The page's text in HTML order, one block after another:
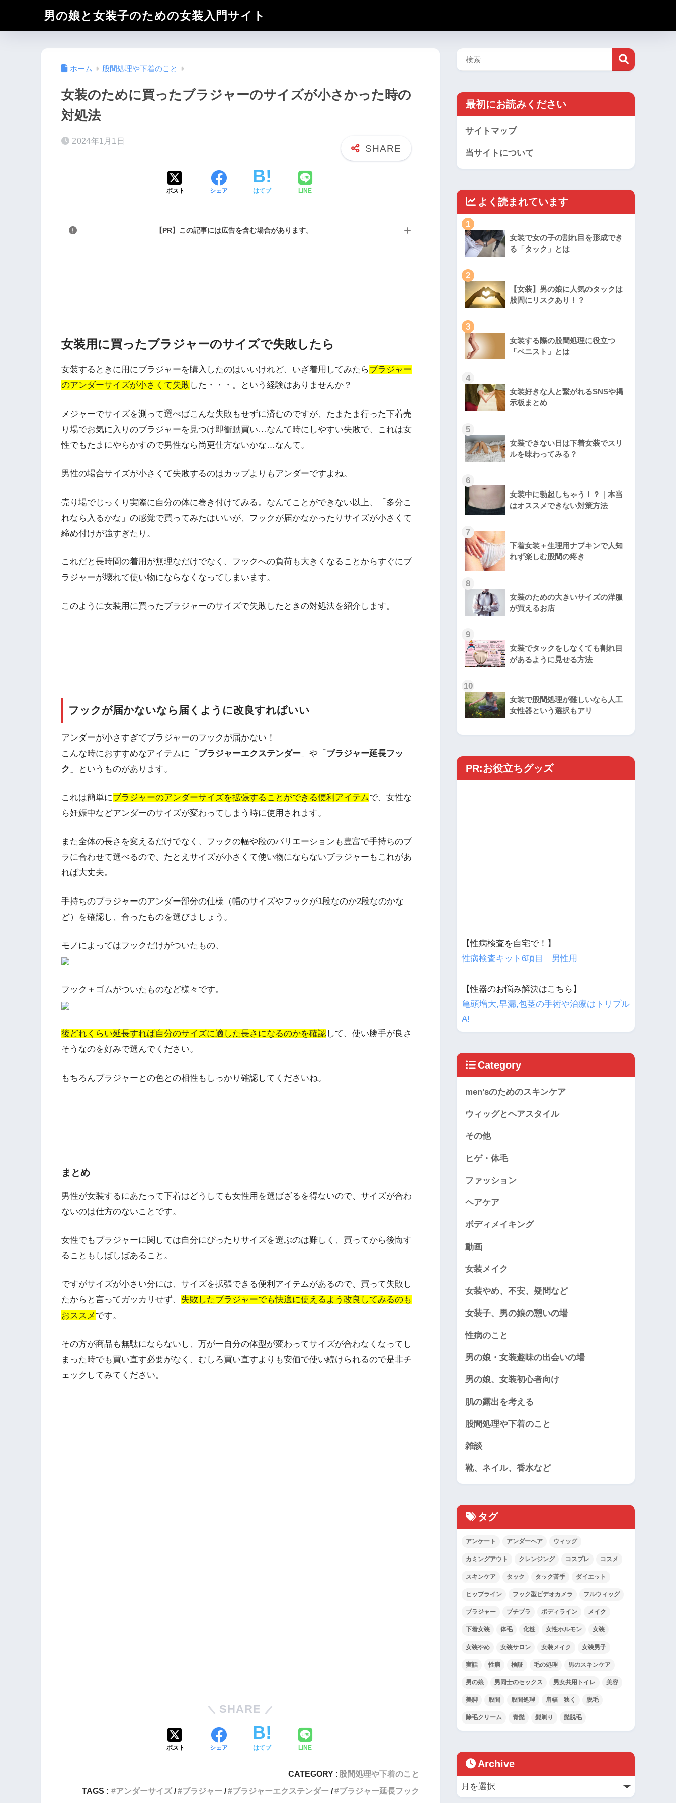
男の娘と女装子のための女装入門サイト
ホーム 股間処理や下着のこと
女装のために買ったブラジャーのサイズが小さかった時の
対処法
2024年1月1日
ポスト シェア はてブ LINE
【PR】この記事には広告を含む場合があります。
女装用に買ったブラジャーのサイズで失敗したら
女装するときに用にブラジャーを購入したのはいいけれど、いざ着用してみたらブラジャー
のアンダーサイズが小さくて失敗 した・・・。という経験はありませんか？
メジャーでサイズを測って選べばこんな失敗もせずに済むのですが、たまたま行った下着売
り場でお気に入りのブラジャーを見つけ即衝動買い…なんて時にしやすい失敗で、これは女
性でもたまにやらかすので男性なら尚更仕方ないかな…なんて。
男性の場合サイズが小さくて失敗するのはカップよりもアンダーですよね。
売り場でじっくり実際に自分の体に巻き付けてみる。なんてことができない以上、「多分こ
れなら入るかな」の感覚で買ってみたはいいが、フックが届かなかったりサイズが小さくて
締め付けが強すぎたり。
これだと長時間の着用が無理なだけでなく、フックへの負荷も大きくなることからすぐにブ
ラジャーが壊れて使い物にならなくなってしまいます。
このように女装用に買ったブラジャーのサイズで失敗したときの対処法を紹介します。
フックが届かないなら届くように改良すればいい
アンダーが小さすぎてブラジャーのフックが届かない！
こんな時におすすめなアイテムに「 ブラジャーエクステンダー 」や「 ブラジャー延長フッ
ク 」というものがあります。
これは簡単にブラジャーのアンダーサイズを拡張することができる便利アイテムで、女性な
ら妊娠中などアンダーのサイズが変わってしまう時に使用されます。
また全体の長さを変えるだけでなく、フックの幅や段のバリエーションも豊富で手持ちのブ
ラに合わせて選べるので、たとえサイズが小さくて使い物にならないブラジャーもこれがあ
れば大丈夫。
手持ちのブラジャーのアンダー部分の仕様（幅のサイズやフックが1段なのか2段なのかな
ど）を確認し、合ったものを選びましょう。
モノによってはフックだけがついたもの、
フック＋ゴムがついたものなど様々です。
後どれくらい延長すれば自分のサイズに適した長さになるのかを確認して、使い勝手が良さ
そうなのを好みで選んでください。
もちろんブラジャーとの色との相性もしっかり確認してくださいね。
まとめ
男性が女装するにあたって下着はどうしても女性用を選ばざるを得ないので、サイズが合わ
ないのは仕方のないことです。
女性でもブラジャーに関しては自分にぴったりサイズを選ぶのは難しく、買ってから後悔す
ることもしばしばあること。
ですがサイズが小さい分には、サイズを拡張できる便利アイテムがあるので、買って失敗し
たからと言ってガッカリせず、 失敗したブラジャーでも快適に使えるよう改良してみるのも
おススメ です。
その方が商品も無駄にならないし、万が一自分の体型が変わってサイズが合わなくなってし
まった時でも買い直す必要がなく、むしろ買い直すよりも安価で使い続けられるので是非チ
ェックしてみてください。
SHARE
ポスト シェア はてブ LINE
CATEGORY : 股間処理や下着のこと
TAGS :
アンダーサイズ ブラジャー ブラジャーエクステンダー ブラジャー延長フック
最初にお読みください
サイトマップ
当サイトについて
よく読まれています
1
女装で女の子の割れ目を形成でき
る「タック」とは
2
【女装】男の娘に人気のタックは
股間にリスクあり！？
3
女装する際の股間処理に役立つ
「ペニスト」とは
4
女装好きな人と繋がれるSNSや掲
示板まとめ
5
女装できない日は下着女装でスリ
ルを味わってみる？
6
女装中に勃起しちゃう！？｜本当
はオススメできない対策方法
7
下着女装＋生理用ナプキンで人知
れず楽しむ股間の疼き
8
女装のための大きいサイズの洋服
が買えるお店
9
女装でタックをしなくても割れ目
があるように見せる方法
10
女装で股間処理が難しいなら人工
女性器という選択もアリ
PR:お役立ちグッズ
【性病検査を自宅で！】
性病検査キット6項目 男性用
【性器のお悩み解決はこちら】
亀頭増大,早漏,包茎の手術や治療はトリプル
A!
Category
men'sのためのスキンケア
ウィッグとヘアスタイル
その他
ヒゲ・体毛
ファッション
ヘアケア
ボディメイキング
動画
女装メイク
女装やめ、不安、疑問など
女装子、男の娘の憩いの場
性病のこと
男の娘・女装趣味の出会いの場
男の娘、女装初心者向け
肌の露出を考える
股間処理や下着のこと
雑談
靴、ネイル、香水など
タグ
アンケート アンダーヘア ウィッグ
カミングアウト クレンジング コスプレ コスメ
スキンケア タック タック苦手 ダイエット
ヒップライン フック型ビデオカメラ フルウィッグ
ブラジャー プチプラ ボディライン メイク
下着女装 体毛 化粧 女性ホルモン 女装
女装やめ 女装サロン 女装メイク 女装男子
実話 性病 検証 毛の処理 男のスキンケア
男の娘 男同士のセックス 男女共用トイレ 美容
美脚 股間 股間処理 肩幅 狭く 脱毛
除毛クリーム 青髭 髭剃り 髭脱毛
Archive